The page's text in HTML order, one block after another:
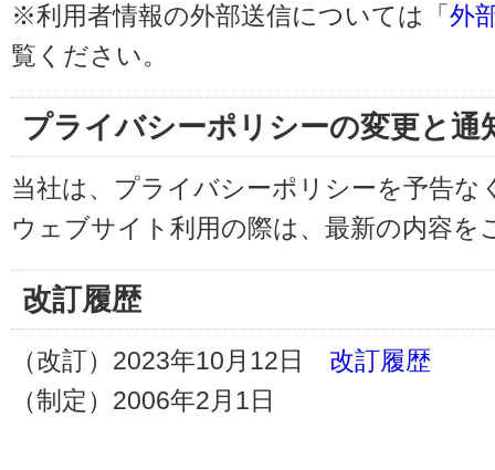
※利用者情報の外部送信については「外
覧ください。
プライバシーポリシーの変更と通
当社は、プライバシーポリシーを予告
ウェブサイト利用の際は、最新の内容を
改訂履歴
（改訂）2023年10月12日 改訂履歴
（制定）2006年2月1日